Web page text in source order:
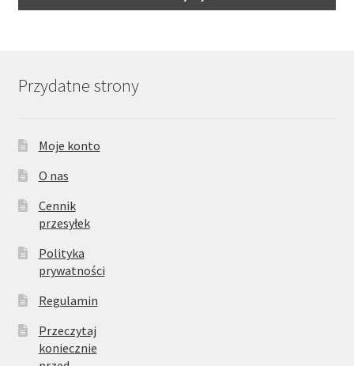
Przydatne strony
Moje konto
O nas
Cennik
przesyłek
Polityka
prywatności
Regulamin
Przeczytaj
koniecznie